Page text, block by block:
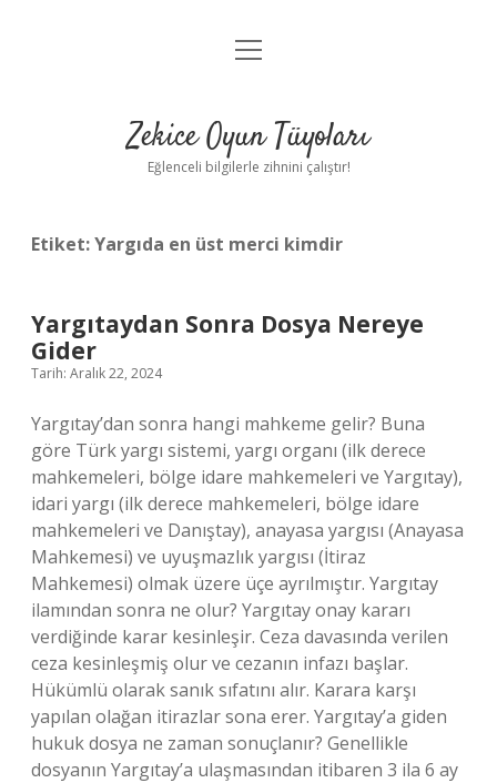
Anasayfa
Yasal Uyarı
menüyü
Zekice Oyun Tüyoları
Eğlenceli bilgilerle zihnini çalıştır!
Etiket:Yargıda en üst merci kimdir
Yargıtaydan Sonra Dosya Nereye
Gider
Tarih: Aralık 22, 2024
Yargıtay’dan sonra hangi mahkeme gelir? Buna
göre Türk yargı sistemi, yargı organı (ilk derece
mahkemeleri, bölge idare mahkemeleri ve Yargıtay),
idari yargı (ilk derece mahkemeleri, bölge idare
mahkemeleri ve Danıştay), anayasa yargısı (Anayasa
Mahkemesi) ve uyuşmazlık yargısı (İtiraz
Mahkemesi) olmak üzere üçe ayrılmıştır. Yargıtay
ilamından sonra ne olur? Yargıtay onay kararı
verdiğinde karar kesinleşir. Ceza davasında verilen
ceza kesinleşmiş olur ve cezanın infazı başlar.
Hükümlü olarak sanık sıfatını alır. Karara karşı
yapılan olağan itirazlar sona erer. Yargıtay’a giden
hukuk dosya ne zaman sonuçlanır? Genellikle
dosyanın Yargıtay’a ulaşmasından itibaren 3 ila 6 ay